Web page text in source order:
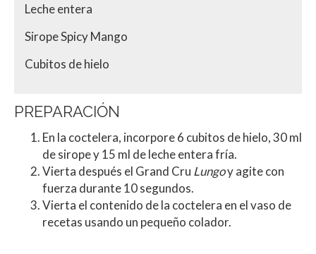
Leche entera
Sirope Spicy Mango
Cubitos de hielo
PREPARACIÓN
En la coctelera, incorpore 6 cubitos de hielo, 30 ml
de sirope y 15 ml de leche entera fría.
Vierta después el Grand Cru Lungoy agite con
fuerza durante 10 segundos.
Vierta el contenido de la coctelera en el vaso de
recetas usando un pequeño colador.